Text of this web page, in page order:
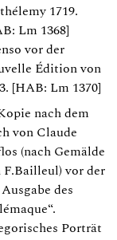
1719.
Lm 1368]
vor der
Édition von
[HAB: Lm 1370]
nach dem
von Claude
(nach Gemälde
F.Bailleul) vor der
des
Porträt